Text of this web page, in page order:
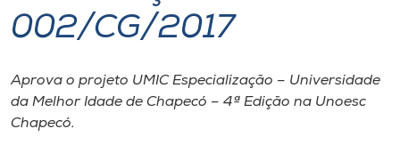
I.nova
Diplomados
002/CG/2017
Aprova o projeto UMIC Especialização – Universidade
da Melhor Idade de Chapecó – 4ª Edição na Unoesc
Chapecó.